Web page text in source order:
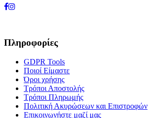
Πληροφορίες
GDPR Tools
Ποιοί Είμαστε
Όροι χρήσης
Τρόποι Αποστολής
Τρόποι Πληρωμής
Πολιτική Ακυρώσεων και Επιστροφών
Επικοινωνήστε μαζί μας